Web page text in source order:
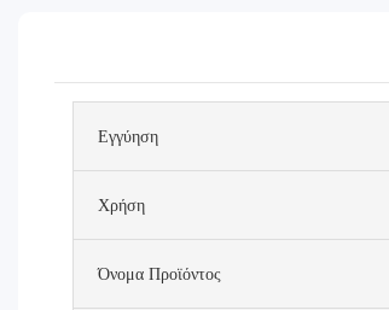
Εγγύηση
Χρήση
Όνομα Προϊόντος